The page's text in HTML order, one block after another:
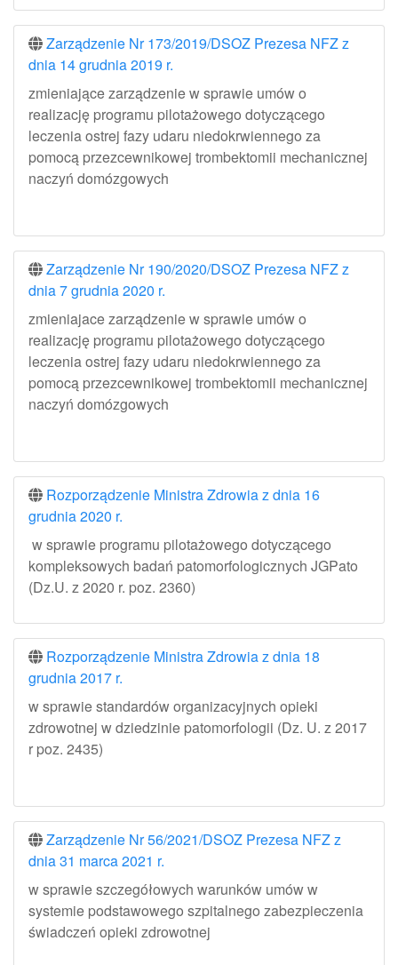
Zarządzenie Nr 173/2019/DSOZ Prezesa NFZ z
dnia 14 grudnia 2019 r.
zmieniające zarządzenie w sprawie umów o
realizację programu pilotażowego dotyczącego
leczenia ostrej fazy udaru niedokrwiennego za
pomocą przezcewnikowej trombektomii mechanicznej
naczyń domózgowych
Zarządzenie Nr 190/2020/DSOZ Prezesa NFZ z
dnia 7 grudnia 2020 r.
zmieniajace zarządzenie w sprawie umów o
realizację programu pilotażowego dotyczącego
leczenia ostrej fazy udaru niedokrwiennego za
pomocą przezcewnikowej trombektomii mechanicznej
naczyń domózgowych
Rozporządzenie Ministra Zdrowia z dnia 16
grudnia 2020 r.
w sprawie programu pilotażowego dotyczącego
kompleksowych badań patomorfologicznych JGPato
(Dz.U. z 2020 r. poz. 2360)
Rozporządzenie Ministra Zdrowia z dnia 18
grudnia 2017 r.
w sprawie standardów organizacyjnych opieki
zdrowotnej w dziedzinie patomorfologii (Dz. U. z 2017
r poz. 2435)
Zarządzenie Nr 56/2021/DSOZ Prezesa NFZ z
dnia 31 marca 2021 r.
w sprawie szczegółowych warunków umów w
systemie podstawowego szpitalnego zabezpieczenia
świadczeń opieki zdrowotnej